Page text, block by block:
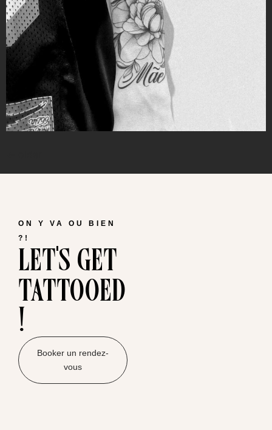
ON Y VA OU BIEN
?!
let's get
tattooed
!
Booker un rendez-
vous